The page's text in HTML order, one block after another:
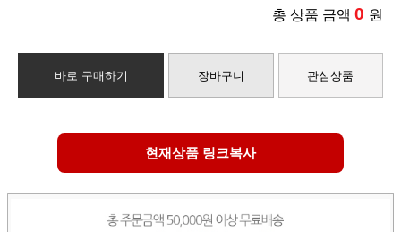
총 상품 금액 0 원
바로 구매하기 장바구니 관심상품
현재상품 링크복사